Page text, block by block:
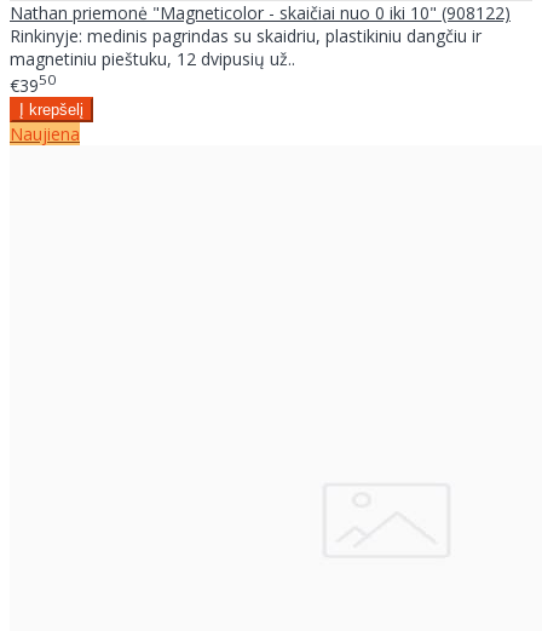
Nathan priemonė "Magneticolor - skaičiai nuo 0 iki 10" (908122)
Rinkinyje: medinis pagrindas su skaidriu, plastikiniu dangčiu ir
magnetiniu pieštuku, 12 dvipusių už..
€3950
Naujiena